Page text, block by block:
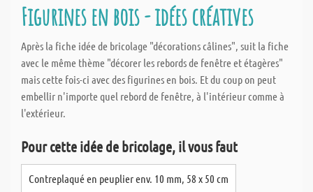
Figurines en bois - idées créatives
Après la fiche idée de bricolage "décorations câlines", suit la fiche
avec le même thème "décorer les rebords de fenêtre et étagères"
mais cette fois-ci avec des figurines en bois. Et du coup on peut
embellir n'importe quel rebord de fenêtre, à l'intérieur comme à
l'extérieur.
Pour cette idée de bricolage, il vous faut
Contreplaqué en peuplier env. 10 mm, 58 x 50 cm